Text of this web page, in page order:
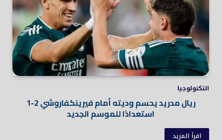
التكنولوجيا
ريال مدريد يحسم وديته أمام فيرينكفاروشي 2-1
استعدادًا للموسم الجديد
اقرأ المزيد